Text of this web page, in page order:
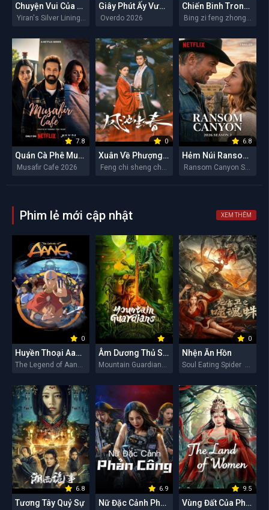
Chuyện Vui Của Y Nhiên Giây Phút Ấy Vượt Giới Hạn
Overdo 2026
Chiến Binh Trong Gió
7.8
Quán Cà Phê Musafir
Musafir Cafe 2026
0
Xuân Về Phượng Trì
Feng chi sheng chun 2026
6.8
Hẻm Núi Ransom (Mùa 2)
Ransom Canyon Season 2 2026
Phim lẻ mới cập nhật XEM THÊM
0
Huyền Thoại Aang: Tiết Khí Sư Cuối Cùng
The Legend of Aang: The Last Airbender 2026
Âm Dương Thủ Sơn Nhân
Mountain Guardians 2026
0
Nhện Ăn Hồn
Soul Eating Spider 2026
6.8
Tương Tây Quỷ Sự
6.9
Nữ Đặc Cảnh Phản Công
9.5
Vùng Đất Của Phụ Nữ